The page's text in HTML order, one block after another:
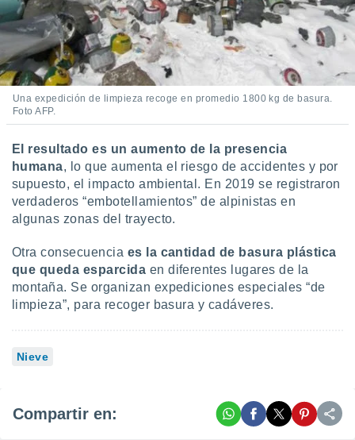
Una expedición de limpieza recoge en promedio 1800 kg de basura.
Foto AFP.
El resultado es un aumento de la presencia
humana, lo que aumenta el riesgo de accidentes y por
supuesto, el impacto ambiental. En 2019 se registraron
verdaderos “embotellamientos” de alpinistas en
algunas zonas del trayecto.
Otra consecuencia es la cantidad de basura plástica
que queda esparcida en diferentes lugares de la
montaña. Se organizan expediciones especiales “de
limpieza”, para recoger basura y cadáveres.
Nieve
Compartir en: